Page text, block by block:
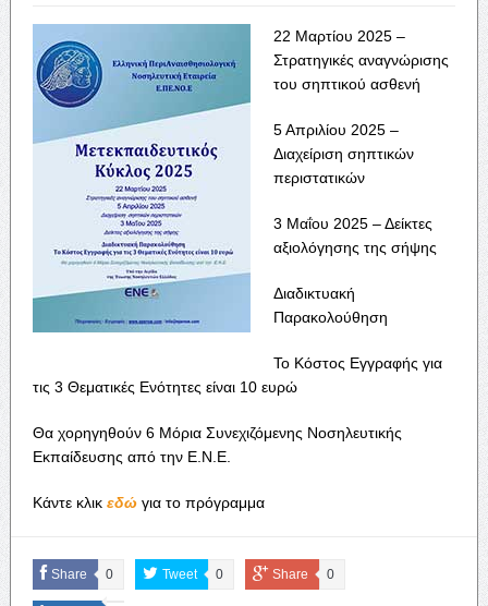
22 Μαρτίου 2025 –
Στρατηγικές αναγνώρισης
του σηπτικού ασθενή
5 Απριλίου 2025 –
Διαχείριση σηπτικών
περιστατικών
3 Μαΐου 2025 – Δείκτες
αξιολόγησης της σήψης
Διαδικτυακή
Παρακολούθηση
Το Κόστος Εγγραφής για
τις 3 Θεματικές Ενότητες είναι 10 ευρώ
Θα χορηγηθούν 6 Μόρια Συνεχιζόμενης Νοσηλευτικής
Εκπαίδευσης από την Ε.Ν.Ε.
Κάντε κλικ εδώγια το πρόγραμμα
Share 0 Tweet 0 Share 0